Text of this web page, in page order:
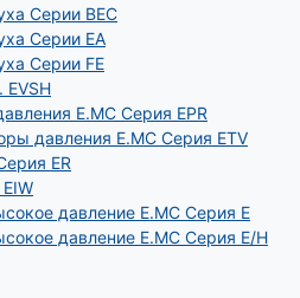
Серии BEC
Серии EA
Серии FE
EVSH
E.MC Серия EPR
давления E.MC Серия ETV
ER
давление E.MC Серия E
давление E.MC Серия E/H